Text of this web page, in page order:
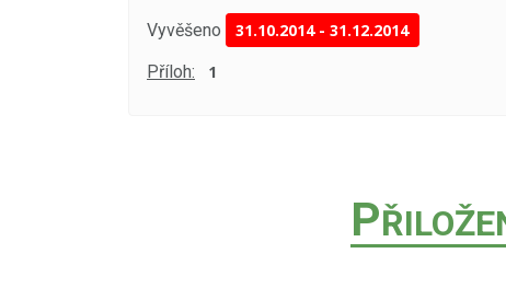
Vyvěšeno 31.10.2014-31.12.2014
Příloh: 1
P